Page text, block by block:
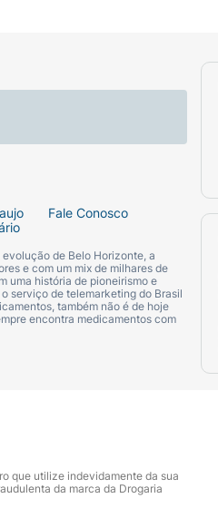
Fale Conosco
de Belo Horizonte, a
e com um mix de milhares de
uma história de pioneirismo e
serviço de telemarketing do Brasil
também não é de hoje
encontra medicamentos com
que utilize indevidamente da sua
da marca da Drogaria